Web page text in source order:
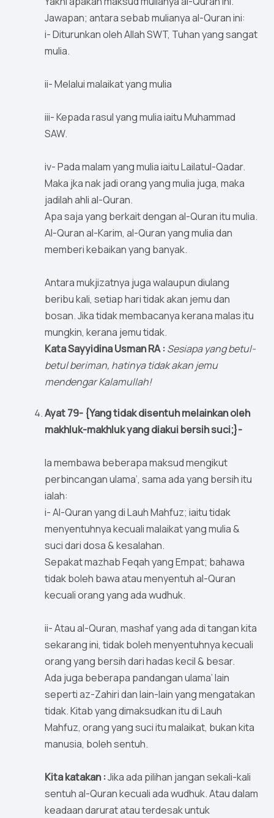
Jawapan; antara sebab mulianya al-Quran ini:
i- Diturunkan oleh Allah SWT, Tuhan yang sangat
mulia.
ii- Melalui malaikat yang mulia
iii- Kepada rasul yang mulia iaitu Muhammad
SAW.
iv- Pada malam yang mulia iaitu Lailatul-Qadar.
Maka jka nak jadi orang yang mulia juga, maka
jadilah ahli al-Quran.
Apa saja yang berkait dengan al-Quran itu mulia.
Al-Quran al-Karim, al-Quran yang mulia dan
memberi kebaikan yang banyak.
Antara mukjizatnya juga walaupun diulang
beribu kali, setiap hari tidak akan jemu dan
bosan. Jika tidak membacanya kerana malas itu
mungkin, kerana jemu tidak.
Kata Sayyidina Usman RA :Sesiapa yang betul-
betul beriman, hatinya tidak akan jemu
mendengar Kalamullah!
Ayat 79- {Yang tidak disentuh melainkan oleh
makhluk-makhluk yang diakui bersih suci;}-
Ia membawa beberapa maksud mengikut
perbincangan ulama’, sama ada yang bersih itu
ialah:
i- Al-Quran yang di Lauh Mahfuz; iaitu tidak
menyentuhnya kecuali malaikat yang mulia &
suci dari dosa & kesalahan.
Sepakat mazhab Feqah yang Empat; bahawa
tidak boleh bawa atau menyentuh al-Quran
kecuali orang yang ada wudhuk.
ii- Atau al-Quran, mashaf yang ada di tangan kita
sekarang ini, tidak boleh menyentuhnya kecuali
orang yang bersih dari hadas kecil & besar.
Ada juga beberapa pandangan ulama’ lain
seperti az-Zahiri dan lain-lain yang mengatakan
tidak. Kitab yang dimaksudkan itu di Lauh
Mahfuz, orang yang suci itu malaikat, bukan kita
manusia, boleh sentuh.
Kita katakan :Jika ada pilihan jangan sekali-kali
sentuh al-Quran kecuali ada wudhuk. Atau dalam
keadaan darurat atau terdesak untuk